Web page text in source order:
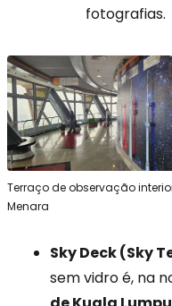
fotografias.
Terraço de observação
Menara
Sky Deck (Sky
sem vidro é, na